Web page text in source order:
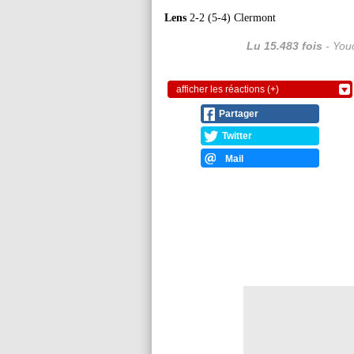
Lens 2-2 (5-4) Clermont
Lu 15.483 fois -
afficher les réactions (+)
Partager
Twitter
Mail